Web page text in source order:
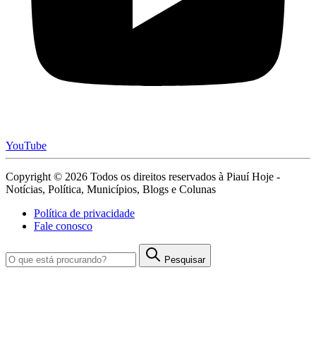
YouTube
Copyright © 2026 Todos os direitos reservados à Piauí Hoje -
Notícias, Política, Municípios, Blogs e Colunas
Política de privacidade
Fale conosco
Pesquisar